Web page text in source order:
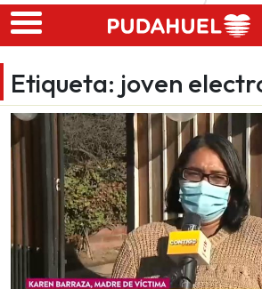
Skip to main content
Etiqueta: joven